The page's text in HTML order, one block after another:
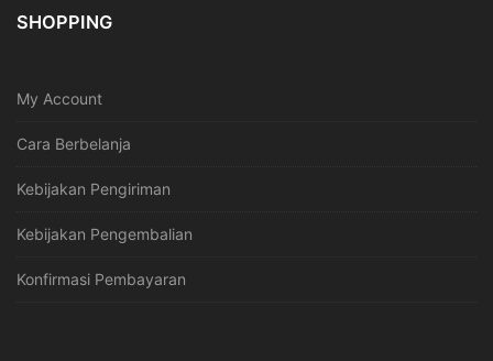
SHOPPING
My Account
Cara Berbelanja
Kebijakan Pengiriman
Kebijakan Pengembalian
Konfirmasi Pembayaran